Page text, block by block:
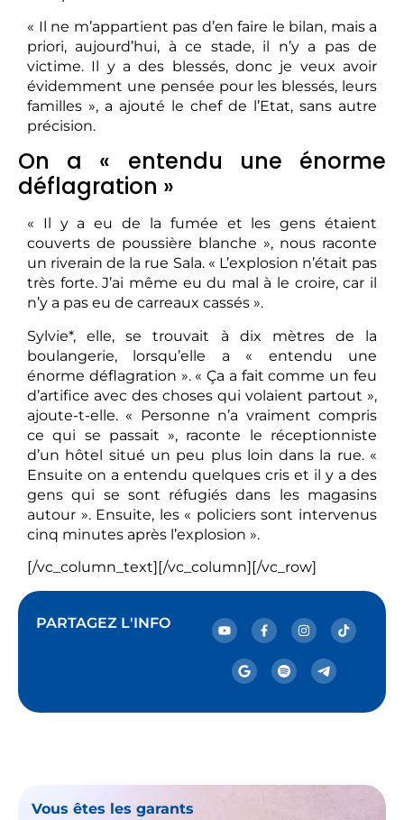
« Il ne m’appartient pas d’en faire le bilan, mais a
priori, aujourd’hui, à ce stade, il n’y a pas de
victime. Il y a des blessés, donc je veux avoir
évidemment une pensée pour les blessés, leurs
familles », a ajouté le chef de l’Etat, sans autre
précision.
On a « entendu une énorme
déflagration »
« Il y a eu de la fumée et les gens étaient
couverts de poussière blanche », nous raconte
un riverain de la rue Sala. « L’explosion n’était pas
très forte. J’ai même eu du mal à le croire, car il
n’y a pas eu de carreaux cassés ».
Sylvie*, elle, se trouvait à dix mètres de la
boulangerie, lorsqu’elle a « entendu une
énorme déflagration ». « Ça a fait comme un feu
d’artifice avec des choses qui volaient partout »,
ajoute-t-elle. « Personne n’a vraiment compris
ce qui se passait », raconte le réceptionniste
d’un hôtel situé un peu plus loin dans la rue. «
Ensuite on a entendu quelques cris et il y a des
gens qui se sont réfugiés dans les magasins
autour ». Ensuite, les « policiers sont intervenus
cinq minutes après l’explosion ».
[/vc_column_text][/vc_column][/vc_row]
PARTAGEZ L'INFO
Vous êtes les garants